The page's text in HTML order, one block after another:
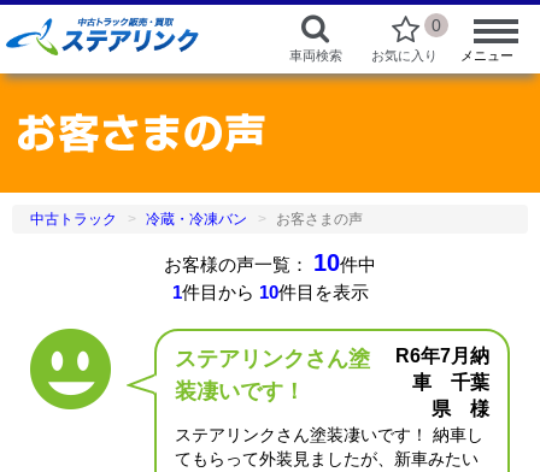
車両検索
0
お気に入り メニュー
中古トラック 冷蔵・冷凍バン お客さまの声
お客様の声一覧： 10件中
1件目から 10件目を表示
ステアリンクさん塗
装凄いです！
R6年7月納
車 千葉
県 様
ステアリンクさん塗装凄いです！ 納車し
てもらって外装見ましたが、新車みたい